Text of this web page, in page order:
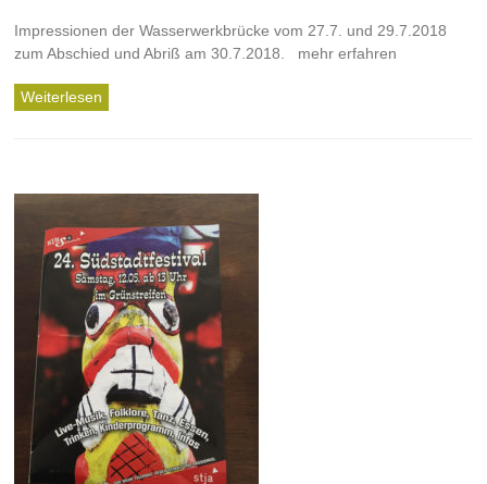
Impressionen der Wasserwerkbrücke vom 27.7. und 29.7.2018
zum Abschied und Abriß am 30.7.2018. mehr erfahren
Weiterlesen